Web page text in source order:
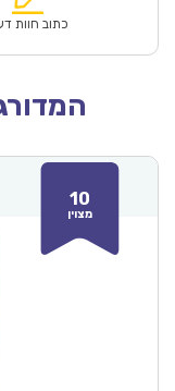
כתוב חוות
10
מצוין